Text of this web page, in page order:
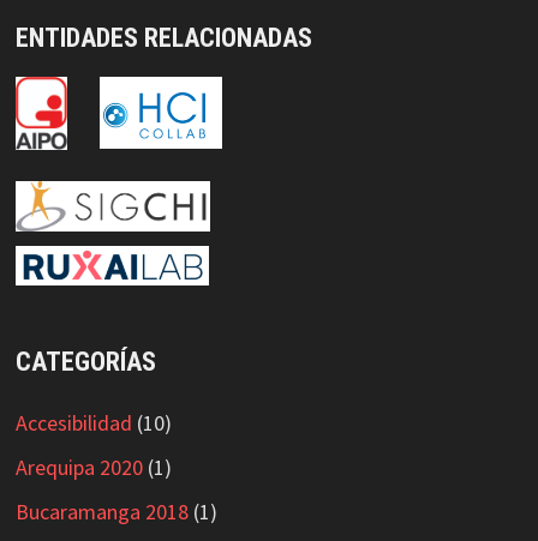
ENTIDADES RELACIONADAS
CATEGORÍAS
Accesibilidad (10)
Arequipa 2020(1)
Bucaramanga 2018(1)